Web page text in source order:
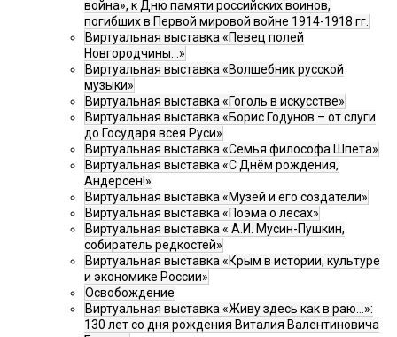
война», к Дню памяти российских воинов,
погибших в Первой мировой войне 1914-1918 гг.
Виртуальная выставка «Певец полей
Новгородчины…»
Виртуальная выставка «Волшебник русской
музыки»
Виртуальная выставка «Гоголь в искусстве»
Виртуальная выставка «Борис Годунов – от слуги
до Государя всея Руси»
Виртуальная выставка «Семья философа Шпета»
Виртуальная выставка «С Днём рождения,
Андерсен!»
Виртуальная выставка «Музей и его создатели»
Виртуальная выставка «Поэма о лесах»
Виртуальная выставка « А.И. Мусин-Пушкин,
собиратель редкостей»
Виртуальная выставка «Крым в истории, культуре
и экономике России»
Освобождение
Виртуальная выставка «Живу здесь как в раю…»:
130 лет со дня рождения Виталия Валентиновича